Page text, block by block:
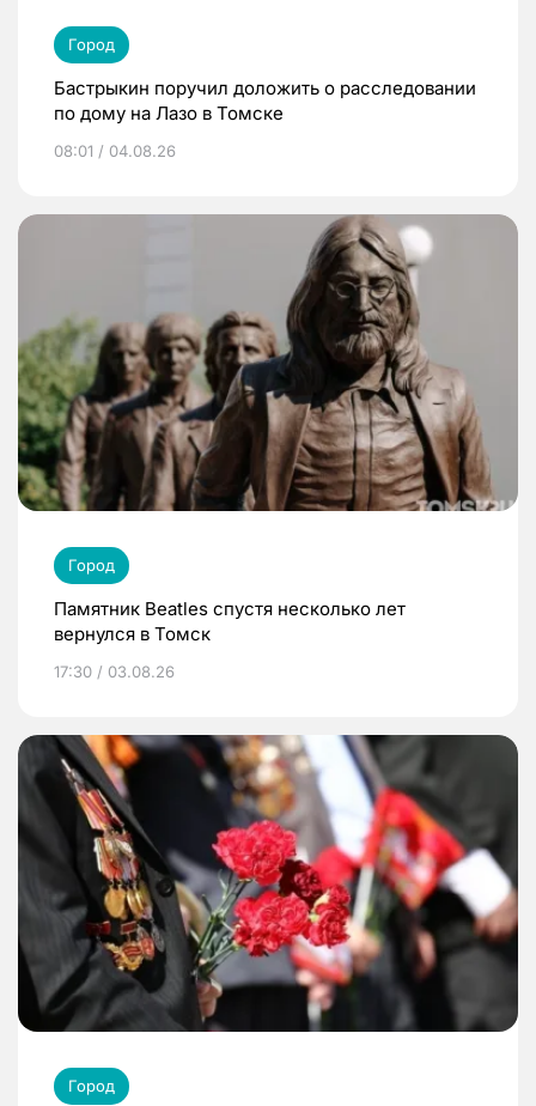
Город
Бастрыкин поручил доложить о расследовании
по дому на Лазо в Томске
08:01 / 04.08.26
Город
Памятник Beatles спустя несколько лет
вернулся в Томск
17:30 / 03.08.26
Город